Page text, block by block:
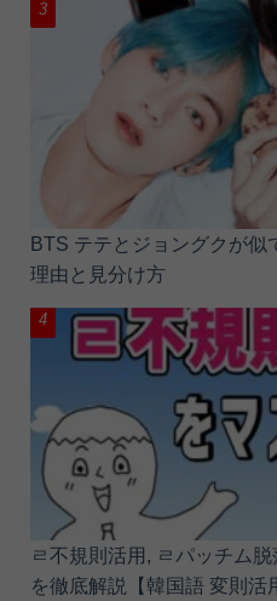
BTS テテとジョングクが似
理由と見分け方
ㄹ不規則活用, ㄹパッチム
を徹底解説【韓国語 変則活